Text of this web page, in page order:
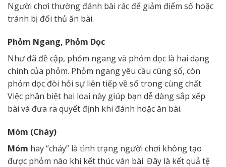
Người chơi thường đánh bài rác để giảm điểm số hoặc
tránh bị đối thủ ăn bài.
Phỏm Ngang, Phỏm Dọc
Như đã đề cập, phỏm ngang và phỏm dọc là hai dạng
chính của phỏm. Phỏm ngang yêu cầu cùng số, còn
phỏm dọc đòi hỏi sự liên tiếp về số trong cùng chất.
Việc phân biệt hai loại này giúp bạn dễ dàng sắp xếp
bài và đưa ra quyết định khi đánh hoặc ăn bài.
Móm (Cháy)
Móm hay “cháy” là tình trạng người chơi không tạo
được phỏm nào khi kết thúc ván bài. Đây là kết quả tệ